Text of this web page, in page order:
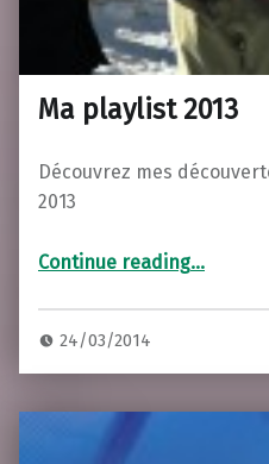
Ma playlist 2013
Découvrez mes
2013
Continue reading…
24/03/2014